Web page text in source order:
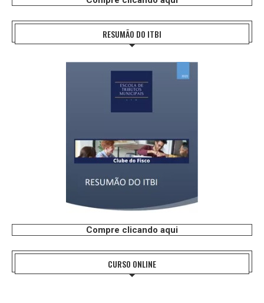
RESUMÃO DO ITBI
Compre clicando aqui
CURSO ONLINE